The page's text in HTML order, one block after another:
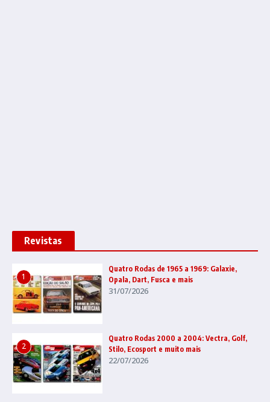
Revistas
1
Quatro Rodas de 1965 a 1969: Galaxie,
Opala, Dart, Fusca e mais
31/07/2026
2
Quatro Rodas 2000 a 2004: Vectra, Golf,
Stilo, Ecosport e muito mais
22/07/2026